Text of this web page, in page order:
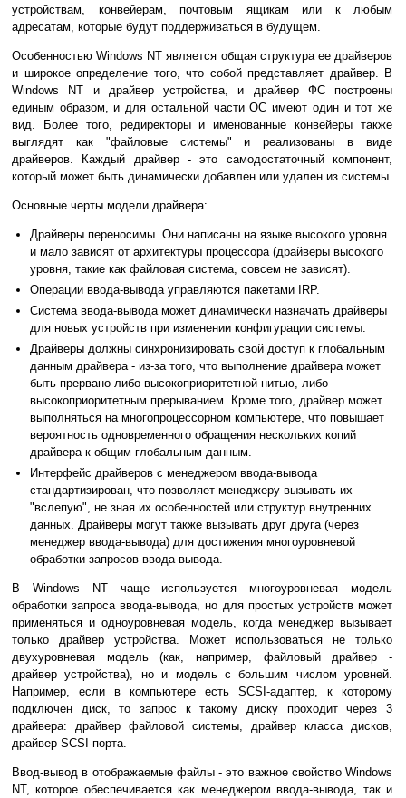
устройствам, конвейерам, почтовым ящикам или к любым
адресатам, которые будут поддерживаться в будущем.
Особенностью Windows NT является общая структура ее драйверов
и широкое определение того, что собой представляет драйвер. В
Windows NT и драйвер устройства, и драйвер ФС построены
единым образом, и для остальной части ОС имеют один и тот же
вид. Более того, редиректоры и именованные конвейеры также
выглядят как "файловые системы" и реализованы в виде
драйверов. Каждый драйвер - это самодостаточный компонент,
который может быть динамически добавлен или удален из системы.
Основные черты модели драйвера:
Драйверы переносимы. Они написаны на языке высокого уровня
и мало зависят от архитектуры процессора (драйверы высокого
уровня, такие как файловая система, совсем не зависят).
Операции ввода-вывода управляются пакетами IRP.
Система ввода-вывода может динамически назначать драйверы
для новых устройств при изменении конфигурации системы.
Драйверы должны синхронизировать свой доступ к глобальным
данным драйвера - из-за того, что выполнение драйвера может
быть прервано либо высокоприоритетной нитью, либо
высокоприоритетным прерыванием. Кроме того, драйвер может
выполняться на многопроцессорном компьютере, что повышает
вероятность одновременного обращения нескольких копий
драйвера к общим глобальным данным.
Интерфейс драйверов с менеджером ввода-вывода
стандартизирован, что позволяет менеджеру вызывать их
"вслепую", не зная их особенностей или структур внутренних
данных. Драйверы могут также вызывать друг друга (через
менеджер ввода-вывода) для достижения многоуровневой
обработки запросов ввода-вывода.
В Windows NT чаще используется многоуровневая модель
обработки запроса ввода-вывода, но для простых устройств может
применяться и одноуровневая модель, когда менеджер вызывает
только драйвер устройства. Может использоваться не только
двухуровневая модель (как, например, файловый драйвер -
драйвер устройства), но и модель с большим числом уровней.
Например, если в компьютере есть SCSI-адаптер, к которому
подключен диск, то запрос к такому диску проходит через 3
драйвера: драйвер файловой системы, драйвер класса дисков,
драйвер SCSI-порта.
Ввод-вывод в отображаемые файлы - это важное свойство Windows
NT, которое обеспечивается как менеджером ввода-вывода, так и